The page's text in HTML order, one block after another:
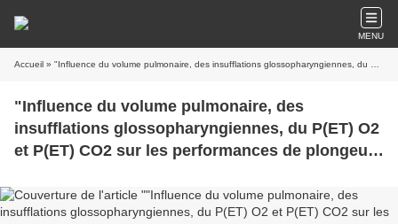
MENU
Accueil » "Influence du volume pulmonaire, des insufflations glossopharyngiennes, du P(ET) O2 et P(ET) CO2 sur les performances de plongeurs en apnée"
"Influence du volume pulmonaire, des
insufflations glossopharyngiennes, du P(ET) O2
et P(ET) CO2 sur les performances de plongeurs